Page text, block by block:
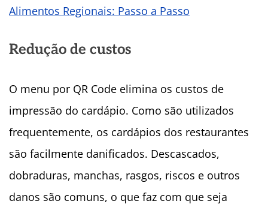
Alimentos Regionais: Passo a Passo
Redução de custos
O menu por QR Code elimina os custos de
impressão do cardápio. Como são utilizados
frequentemente, os cardápios dos restaurantes
são facilmente danificados. Descascados,
dobraduras, manchas, rasgos, riscos e outros
danos são comuns, o que faz com que seja